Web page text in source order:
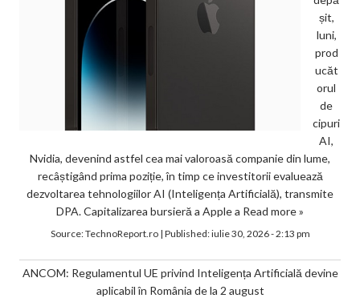
șit,
luni,
prod
ucăt
orul
de
cipuri
AI,
Nvidia, devenind astfel cea mai valoroasă companie din lume,
recâștigând prima poziție, în timp ce investitorii evaluează
dezvoltarea tehnologiilor AI (Inteligența Artificială), transmite
DPA. Capitalizarea bursieră a Apple a Read more »
Source:TechnoReport.ro| Published:iulie 30, 2026 - 2:13 pm
ANCOM: Regulamentul UE privind Inteligența Artificială devine
aplicabil în România de la 2 august